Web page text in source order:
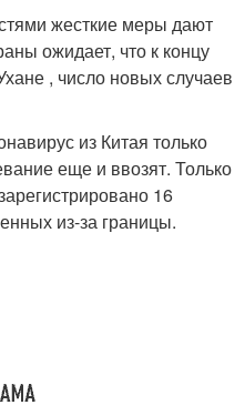
жесткие меры дают
ожидает, что к концу
, число новых случаев
из Китая только
еще и ввозят. Только
16
из-за границы.